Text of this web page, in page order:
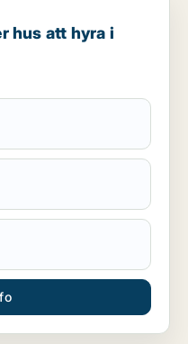
hyra i Varberg
hus att hyra i